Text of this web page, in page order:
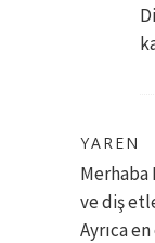
YAREN
Merhaba
ve diş
Ayrıca